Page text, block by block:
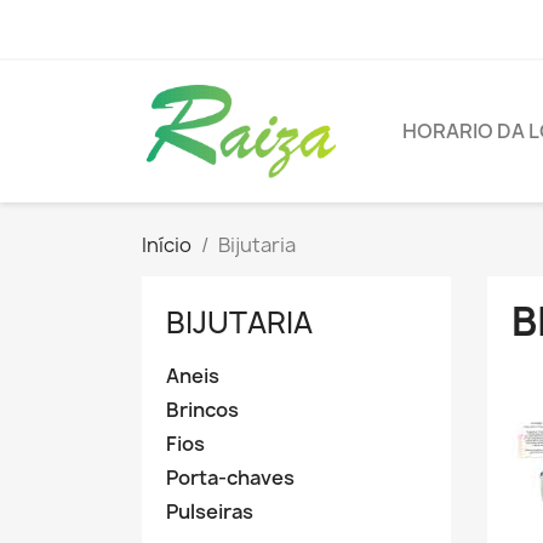
HORARIO DA
Início Bijutaria
BIJUTARIA
Aneis
Brincos
Fios
Porta-chaves
Pulseiras